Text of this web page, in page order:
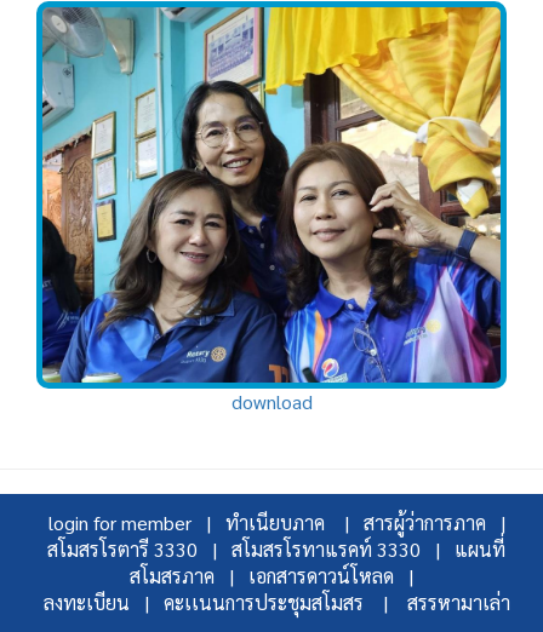
download
login for member | ทำเนียบภาค |
สารผู้ว่าการภาค |
สโมสรโรตารี 3330 |
สโมสรโรทาแรคท์ 3330 |
แผนที่
สโมสรภาค |
เอกสารดาวน์โหลด |
ลงทะเบียน |
คะเเนนการประชุมสโมสร | สรรหามาเล่า